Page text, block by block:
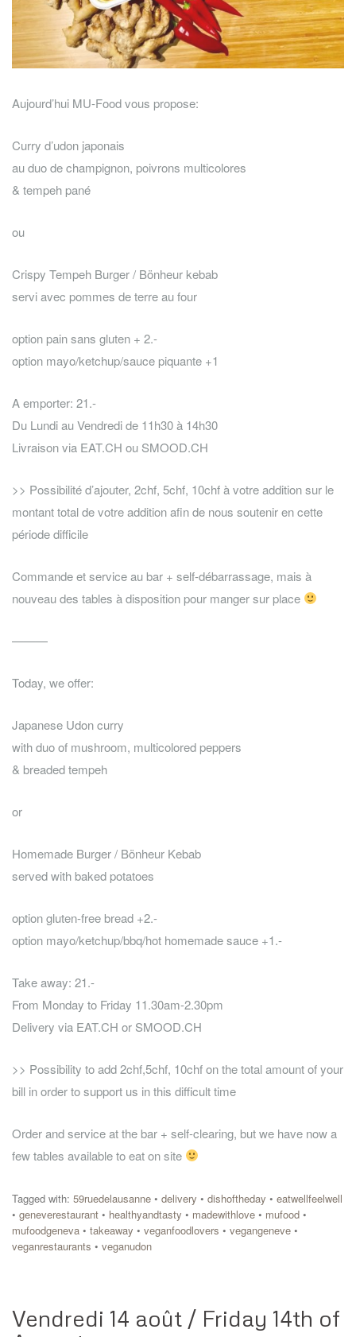
Aujourd’hui MU-Food vous propose:
Curry d’udon japonais
au duo de champignon, poivrons multicolores
& tempeh pané
ou
Crispy Tempeh Burger / Bönheur kebab
servi avec pommes de terre au four
option pain sans gluten + 2.-
option mayo/ketchup/sauce piquante +1
A emporter: 21.-
Du Lundi au Vendredi de 11h30 à 14h30
Livraison via EAT.CH ou SMOOD.CH
>> Possibilité d’ajouter, 2chf, 5chf, 10chf à votre addition sur le
montant total de votre addition afin de nous soutenir en cette
période difficile
Commande et service au bar + self-débarrassage, mais à
nouveau des tables à disposition pour manger sur place
———
Today, we offer:
Japanese Udon curry
with duo of mushroom, multicolored peppers
& breaded tempeh
or
Homemade Burger / Bönheur Kebab
served with baked potatoes
option gluten-free bread +2.-
option mayo/ketchup/bbq/hot homemade sauce +1.-
Take away: 21.-
From Monday to Friday 11.30am-2.30pm
Delivery via EAT.CH or SMOOD.CH
>> Possibility to add 2chf,5chf, 10chf on the total amount of your
bill in order to support us in this difficult time
Order and service at the bar + self-clearing, but we have now a
few tables available to eat on site
Tagged with: 59ruedelausanne • delivery • dishoftheday • eatwellfeelwell
• geneverestaurant • healthyandtasty • madewithlove • mufood •
mufoodgeneva • takeaway • veganfoodlovers • vegangeneve •
veganrestaurants • veganudon
Vendredi 14 août / Friday 14th of